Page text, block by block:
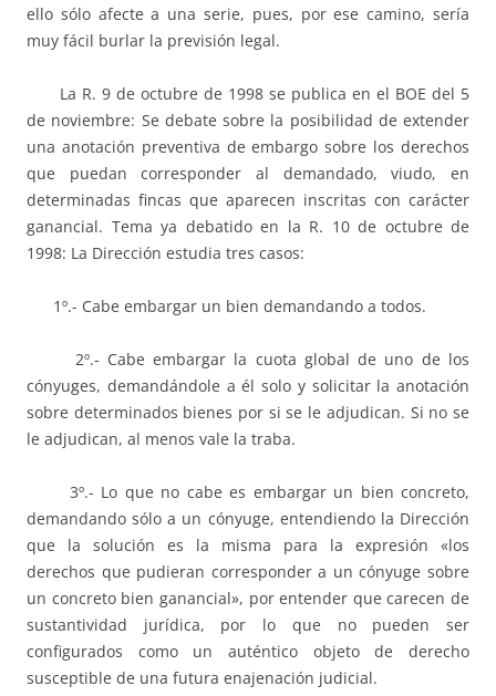
ello sólo afecte a una serie, pues, por ese camino, sería
muy fácil burlar la previsión legal.
La R. 9 de octubre de 1998 se publica en el BOE del 5
de noviembre: Se debate sobre la posibilidad de extender
una anotación preventiva de embargo sobre los derechos
que puedan corresponder al demandado, viudo, en
determinadas fincas que aparecen inscritas con carácter
ganancial. Tema ya debatido en la R. 10 de octubre de
1998: La Dirección estudia tres casos:
1º.- Cabe embargar un bien demandando a todos.
2º.- Cabe embargar la cuota global de uno de los
cónyuges, demandándole a él solo y solicitar la anotación
sobre determinados bienes por si se le adjudican. Si no se
le adjudican, al menos vale la traba.
3º.- Lo que no cabe es embargar un bien concreto,
demandando sólo a un cónyuge, entendiendo la Dirección
que la solución es la misma para la expresión «los
derechos que pudieran corresponder a un cónyuge sobre
un concreto bien ganancial», por entender que carecen de
sustantividad jurídica, por lo que no pueden ser
configurados como un auténtico objeto de derecho
susceptible de una futura enajenación judicial.